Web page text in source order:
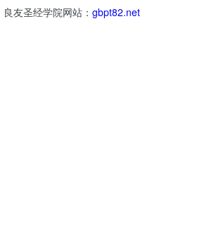
良友圣经学院网站： gbpt82.net